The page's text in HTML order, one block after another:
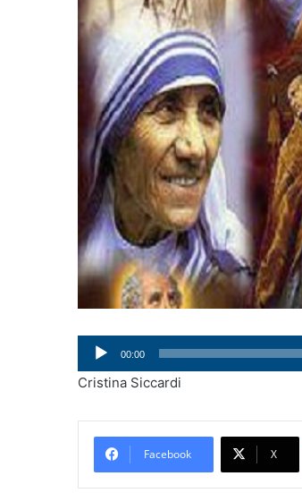
Audio
Player
00:00
Cristina Siccardi
Facebook X